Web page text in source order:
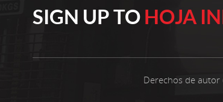
de telas no tejidas hiladas de polipropileno de
calidad, desde 10 gramos por metro cuadrado
industria del embalaje, la medicina, los textiles
SIGN UP TO HOJA
Derechos de autor